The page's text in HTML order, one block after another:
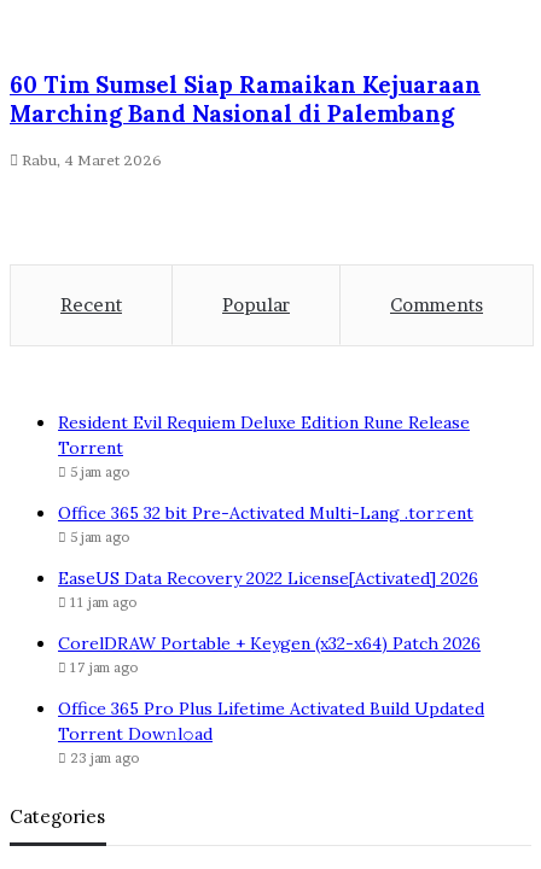
60 Tim Sumsel Siap Ramaikan Kejuaraan
Marching Band Nasional di Palembang
Rabu, 4 Maret 2026
Recent Popular Comments
Resident Evil Requiem Deluxe Edition Rune Release
Torrent
5 jam ago
Office 365 32 bit Pre-Activated Multi-Lang .tоr𝚛еnt
5 jam ago
EaseUS Data Recovery 2022 License[Activated] 2026
11 jam ago
CorelDRAW Portable + Keygen (x32-x64) Patch 2026
17 jam ago
Office 365 Pro Plus Lifetime Activated Build Updated
Torrent Dow𝚗l𝚘аd
23 jam ago
Categories